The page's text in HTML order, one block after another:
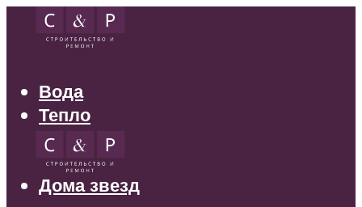
Вода
Тепло
Электрика
Свет
Дома звезд